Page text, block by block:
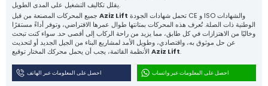
سلسلة التوازن وملحقاتها
مكونات بلاستيكية
جميع المنتجات
يقلل تكاليف التشغيل على المدى الطويل.
Aziz Lift
الوطنية ذات الصلة. تُعرف هذه المحركات بمتانتها طوال عمرها الافتراضي، وتوفر أداءً مستقرًا
وخاليًا من الاهتزازات في كل طابق، مما يزيد من راحة الركاب إلى أقصى حد. سواء كنت تبحث
عن حل موثوق به، واقتصادي، وطويل الأمد لمشاريع البناء من الجيل الجديد أو لتحديث
Aziz Lift.
احصل على المعلومات عبر الهاتف احصل على المعلومات عبر واتساب